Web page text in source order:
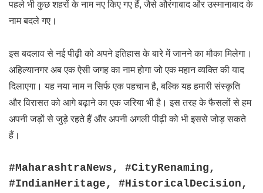
पहले भी कुछ शहरों के नाम नए किए गए हैं, जैसे औरंगाबाद और उस्मानाबाद के
नाम बदले गए।
इस बदलाव से नई पीढ़ी को अपने इतिहास के बारे में जानने का मौका मिलेगा।
अहिल्यानगर अब एक ऐसी जगह का नाम होगा जो एक महान व्यक्ति की याद
दिलाएगा। यह नया नाम न सिर्फ एक पहचान है, बल्कि यह हमारी संस्कृति
और विरासत को आगे बढ़ाने का एक जरिया भी है। इस तरह के फैसलों से हम
अपनी जड़ों से जुड़े रहते हैं और अपनी अगली पीढ़ी को भी इससे जोड़ सकते
हैं।
#MaharashtraNews, #CityRenaming,
#IndianHeritage, #HistoricalDecision,